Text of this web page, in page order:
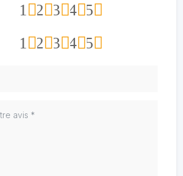
5
4
3
2
1
5
4
3
2
1